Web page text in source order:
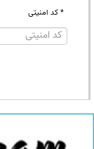
* کد امنیتی